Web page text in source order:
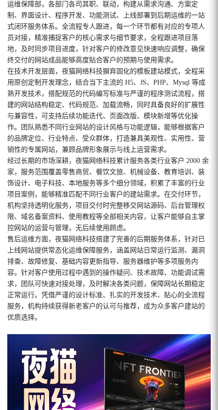
运维保障部，各部门各司其职、联动，构建从需求沟通、方案定
制、界面设计、程序开发、功能测试、上线部署到后期运维的一站
式闭环服务体系。全流程专人跟进，每一个环节都有对应的专项人
员对接，精准捕捉客户的核心需求与细节要求，全程跟进项目落
地，及时同步项目进度，针对客户的修改意见快速响应调整，确保
终交付的网站成品能够高度贴合客户的预期与使用需求。
在技术开发层面，夜猫网络科技摒弃固化的模板建站模式，全程采
用原创定制开发理念，结合当下主流的 H5、JS、PHP、Mysql 等成
熟开发技术，搭配规范的代码编写标准与严谨的程序测试流程，搭
建的网站结构稳定、代码规范、加载流畅，同时具备良好的扩展性
与兼容性，可支持后续功能迭代、页面改版、模块新增等优化操
作。团队熟悉不同行业网站的设计风格与功能逻辑，能够根据客户
的品牌定位、行业特点、受众群体，打造兼具美观性、实用性、营
销性的专属网站，兼顾品牌形象展示与线上运营需求。
经过长期的市场深耕，夜猫网络科技累计服务各类行业客户 2000 余
家，服务范围覆盖零售商贸、餐饮文旅、机械设备、教育培训、装
饰设计、电子科技、本地服务等多个细分领域，积累了丰富的行业
项目案例，能够精准匹配不同行业客户的建站需求。在交付环节，
机构坚持透明化服务，项目交付时完整移交网站源码、后台管理权
限、域名备案资料、使用教程等全部相关内容，让客户能够自主掌
控网站的运营与管理，无后续使用顾虑。
售后运维方面，夜猫网络科技搭建了完善的后期服务体系，针对已
上线网站提供常态化运维保障服务，涵盖网站日常运行监测、漏洞
排查、故障修复、基础内容更新指导、服务器维护等多项服务内
容。针对客户使用过程中遇到的操作疑问、技术故障、功能调试需
求，团队可快速对接处理，及时解决各类问题，保障网站长期稳定
正常运行。凭借严谨的设计标准、扎实的开发技术、贴心的全流程
服务，机构持续获得新老客户的认可与推荐，成为众多客户建站的
优质选择。